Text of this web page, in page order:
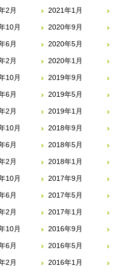
2月 2021年1月
10月 2020年9月
6月 2020年5月
2月 2020年1月
10月 2019年9月
6月 2019年5月
2月 2019年1月
10月 2018年9月
6月 2018年5月
2月 2018年1月
10月 2017年9月
6月 2017年5月
2月 2017年1月
10月 2016年9月
6月 2016年5月
2月 2016年1月